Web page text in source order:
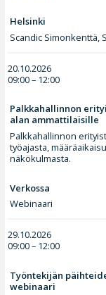
Helsinki
Scandic Simonkenttä,
20.10.2026
09:00 – 12:00
Palkkahallinnon
alan ammattilaisille
Palkkahallinnon
työajasta,
näkökulmasta.
Verkossa
Webinaari
29.10.2026
09:00 – 12:00
Työntekijän
webinaari